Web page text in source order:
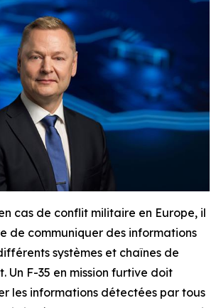
cas de conflit militaire en Europe, il
de communiquer des informations
systèmes et chaînes de
Un F-35 en mission furtive doit
les informations détectées par tous